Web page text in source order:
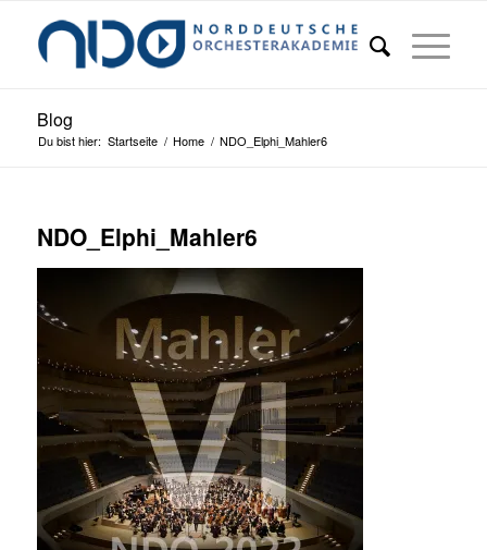
Blog
Du bist hier: Startseite / Home / NDO_Elphi_Mahler6
NDO_Elphi_Mahler6